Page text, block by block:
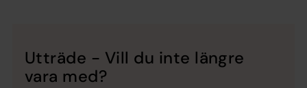
Utträde - Vill du inte längre
vara med?